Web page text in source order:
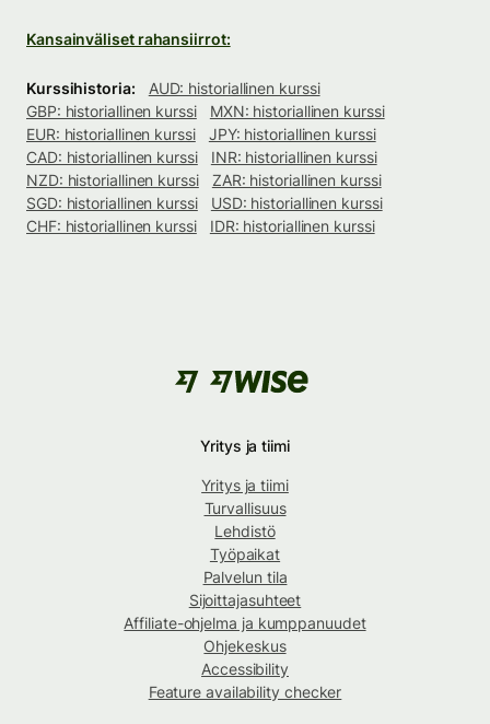
Kansainväliset rahansiirrot:
Kurssihistoria:
AUD: historiallinen kurssi
GBP: historiallinen kurssi
MXN: historiallinen kurssi
EUR: historiallinen kurssi
JPY: historiallinen kurssi
CAD: historiallinen kurssi
INR: historiallinen kurssi
NZD: historiallinen kurssi
ZAR: historiallinen kurssi
SGD: historiallinen kurssi
USD: historiallinen kurssi
CHF: historiallinen kurssi
IDR: historiallinen kurssi
Yritys ja tiimi
Yritys ja tiimi
Turvallisuus
Lehdistö
Työpaikat
Palvelun tila
Sijoittajasuhteet
Affiliate-ohjelma ja kumppanuudet
Ohjekeskus
Accessibility
Feature availability checker